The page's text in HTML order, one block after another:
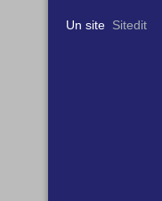
Un site Sitedit